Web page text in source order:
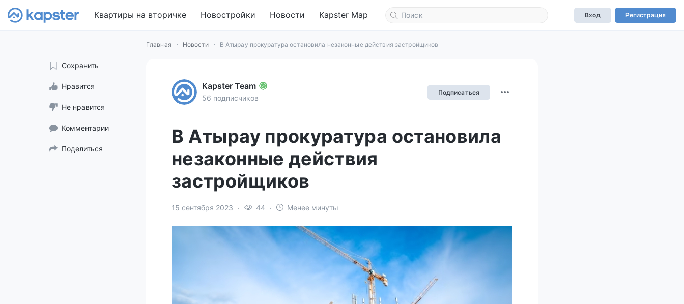
Квартиры на вторичке Новостройки Новости Kapster Map Вход Регистрация
Главная Новости В Атырау прокуратура остановила незаконные действия застройщиков
Сохранить
Нравится
Не нравится
Комментарии
Поделиться
Kapster Team
56 подписчиков
Подписаться
В Атырау прокуратура остановила
незаконные действия
застройщиков
15 сентября 2023 44 Менее минуты